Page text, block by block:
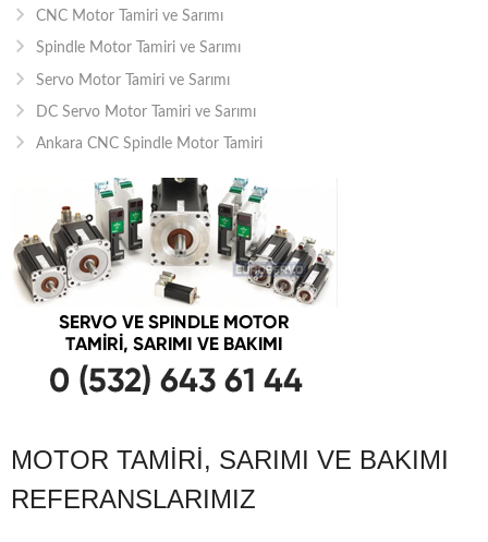
CNC Motor Tamiri ve Sarımı
Spindle Motor Tamiri ve Sarımı
Servo Motor Tamiri ve Sarımı
DC Servo Motor Tamiri ve Sarımı
Ankara CNC Spindle Motor Tamiri
MOTOR TAMIRI, SARIMI VE BAKIMI
REFERANSLARIMIZ